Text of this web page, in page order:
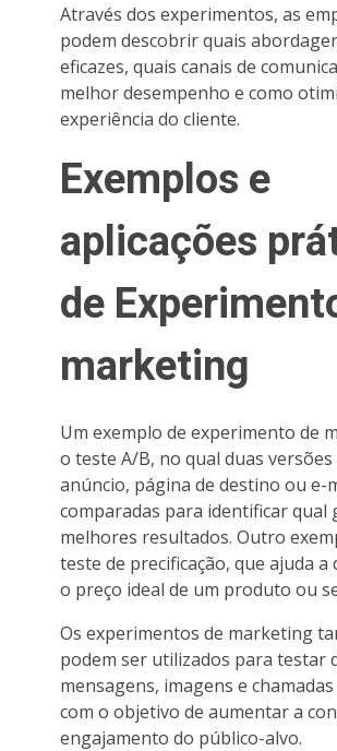
Através dos experimentos, as
podem descobrir quais
eficazes, quais canais de
melhor desempenho e como
experiência do cliente.
Exemplos e
aplicações
de
marketing
Um exemplo de experimento de
o teste A/B, no qual duas versões
anúncio, página de destino ou e-
comparadas para identificar qual
melhores resultados. Outro
teste de precificação, que ajuda
o preço ideal de um produto ou
Os experimentos de marketing
podem ser utilizados para testar
mensagens, imagens e
com o objetivo de aumentar a
engajamento do público-alvo.